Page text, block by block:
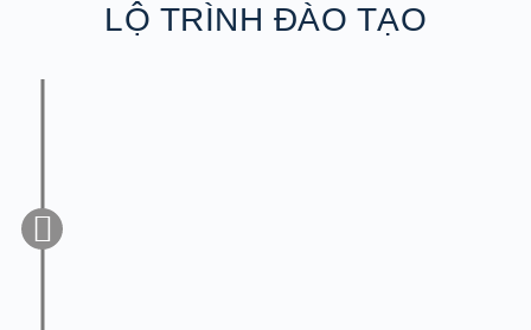
LỘ TRÌNH ĐÀO TẠO